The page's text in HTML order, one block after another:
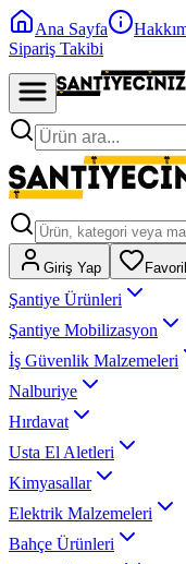
Ana Sayfa
Sipariş Takibi
Giriş Yap
Şantiye Ürünleri
Şantiye Mobilizasyon
İş Güvenlik Malzemeleri
Nalburiye
Hırdavat
Usta El Aletleri
Kimyasallar
Elektrik Malzemeleri
Bahçe Ürünleri